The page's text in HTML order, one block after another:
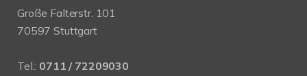
Große Falterstr. 101
70597 Stuttgart
Tel.: 0711 / 72209030